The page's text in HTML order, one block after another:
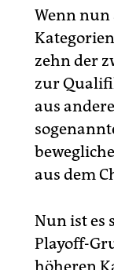
Wenn
zehn der
zur
aus
aus dem
Nun ist es
Playoff-